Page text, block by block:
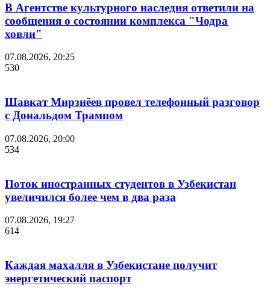
В Агентстве культурного наследия ответили на
сообщения о состоянии комплекса "Чодра
ховли"
07.08.2026, 20:25
530
Шавкат Мирзиёев провел телефонный разговор
с Дональдом Трампом
07.08.2026, 20:00
534
Поток иностранных студентов в Узбекистан
увеличился более чем в два раза
07.08.2026, 19:27
614
Каждая махалля в Узбекистане получит
энергетический паспорт